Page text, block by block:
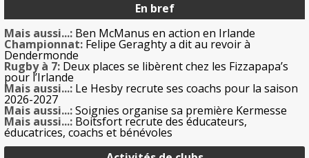
En bref
Mais aussi...: Ben McManus en action en Irlande
Championnat: Felipe Geraghty a dit au revoir à
Dendermonde
Rugby à 7: Deux places se libèrent chez les Fizzapapa’s
pour l’Irlande
Mais aussi...: Le Hesby recrute ses coachs pour la saison
2026-2027
Mais aussi...:Soignies organise sa première Kermesse
Mais aussi...: Boitsfort recrute des éducateurs,
éducatrices, coachs et bénévoles